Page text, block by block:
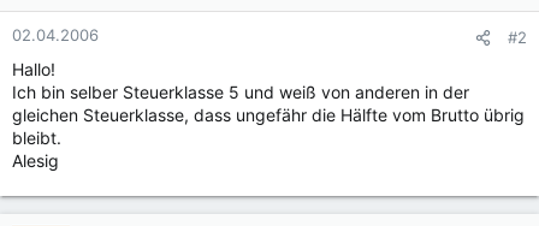
02.04.2006 #2
Hallo!
Ich bin selber Steuerklasse 5 und weiß von anderen in der
gleichen Steuerklasse, dass ungefähr die Hälfte vom Brutto übrig
bleibt.
Alesig